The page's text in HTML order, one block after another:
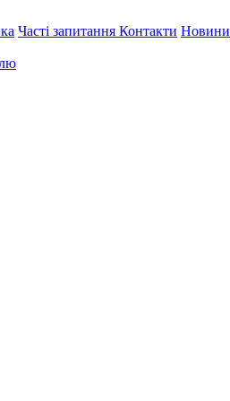
Часті запитання Контакти Новини